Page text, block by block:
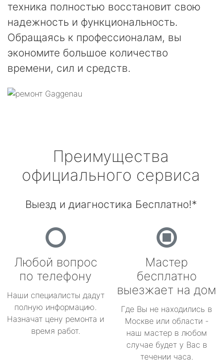
техника полностью восстановит свою
надежность и функциональность.
Обращаясь к профессионалам, вы
экономите большое количество
времени, сил и средств.
Преимущества
официального сервиса
Выезд и диагностика Бесплатно!*
Любой вопрос
по телефону
Наши специалисты дадут
полную информацию.
Назначат цену ремонта и
время работ.
Мастер
бесплатно
выезжает на дом
Где Вы не находились в
Москве или области -
наш мастер в любом
случае будет у Вас в
течении часа.